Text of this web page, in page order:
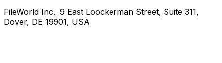
FileWorld Inc., 9 East Loockerman Street, Suite 311,
Dover, DE 19901, USA